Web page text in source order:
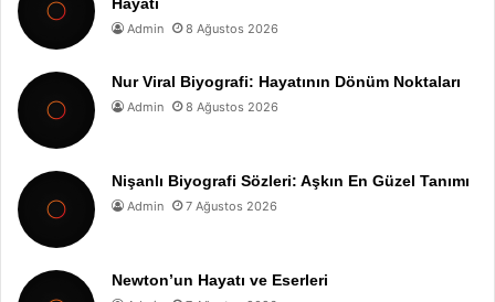
Admin 8 Ağustos 2026
Nur Viral Biyografi: Hayatının Dönüm Noktaları
Admin 8 Ağustos 2026
Nişanlı Biyografi Sözleri: Aşkın En Güzel Tanımı
Admin 7 Ağustos 2026
Newton’un Hayatı ve Eserleri